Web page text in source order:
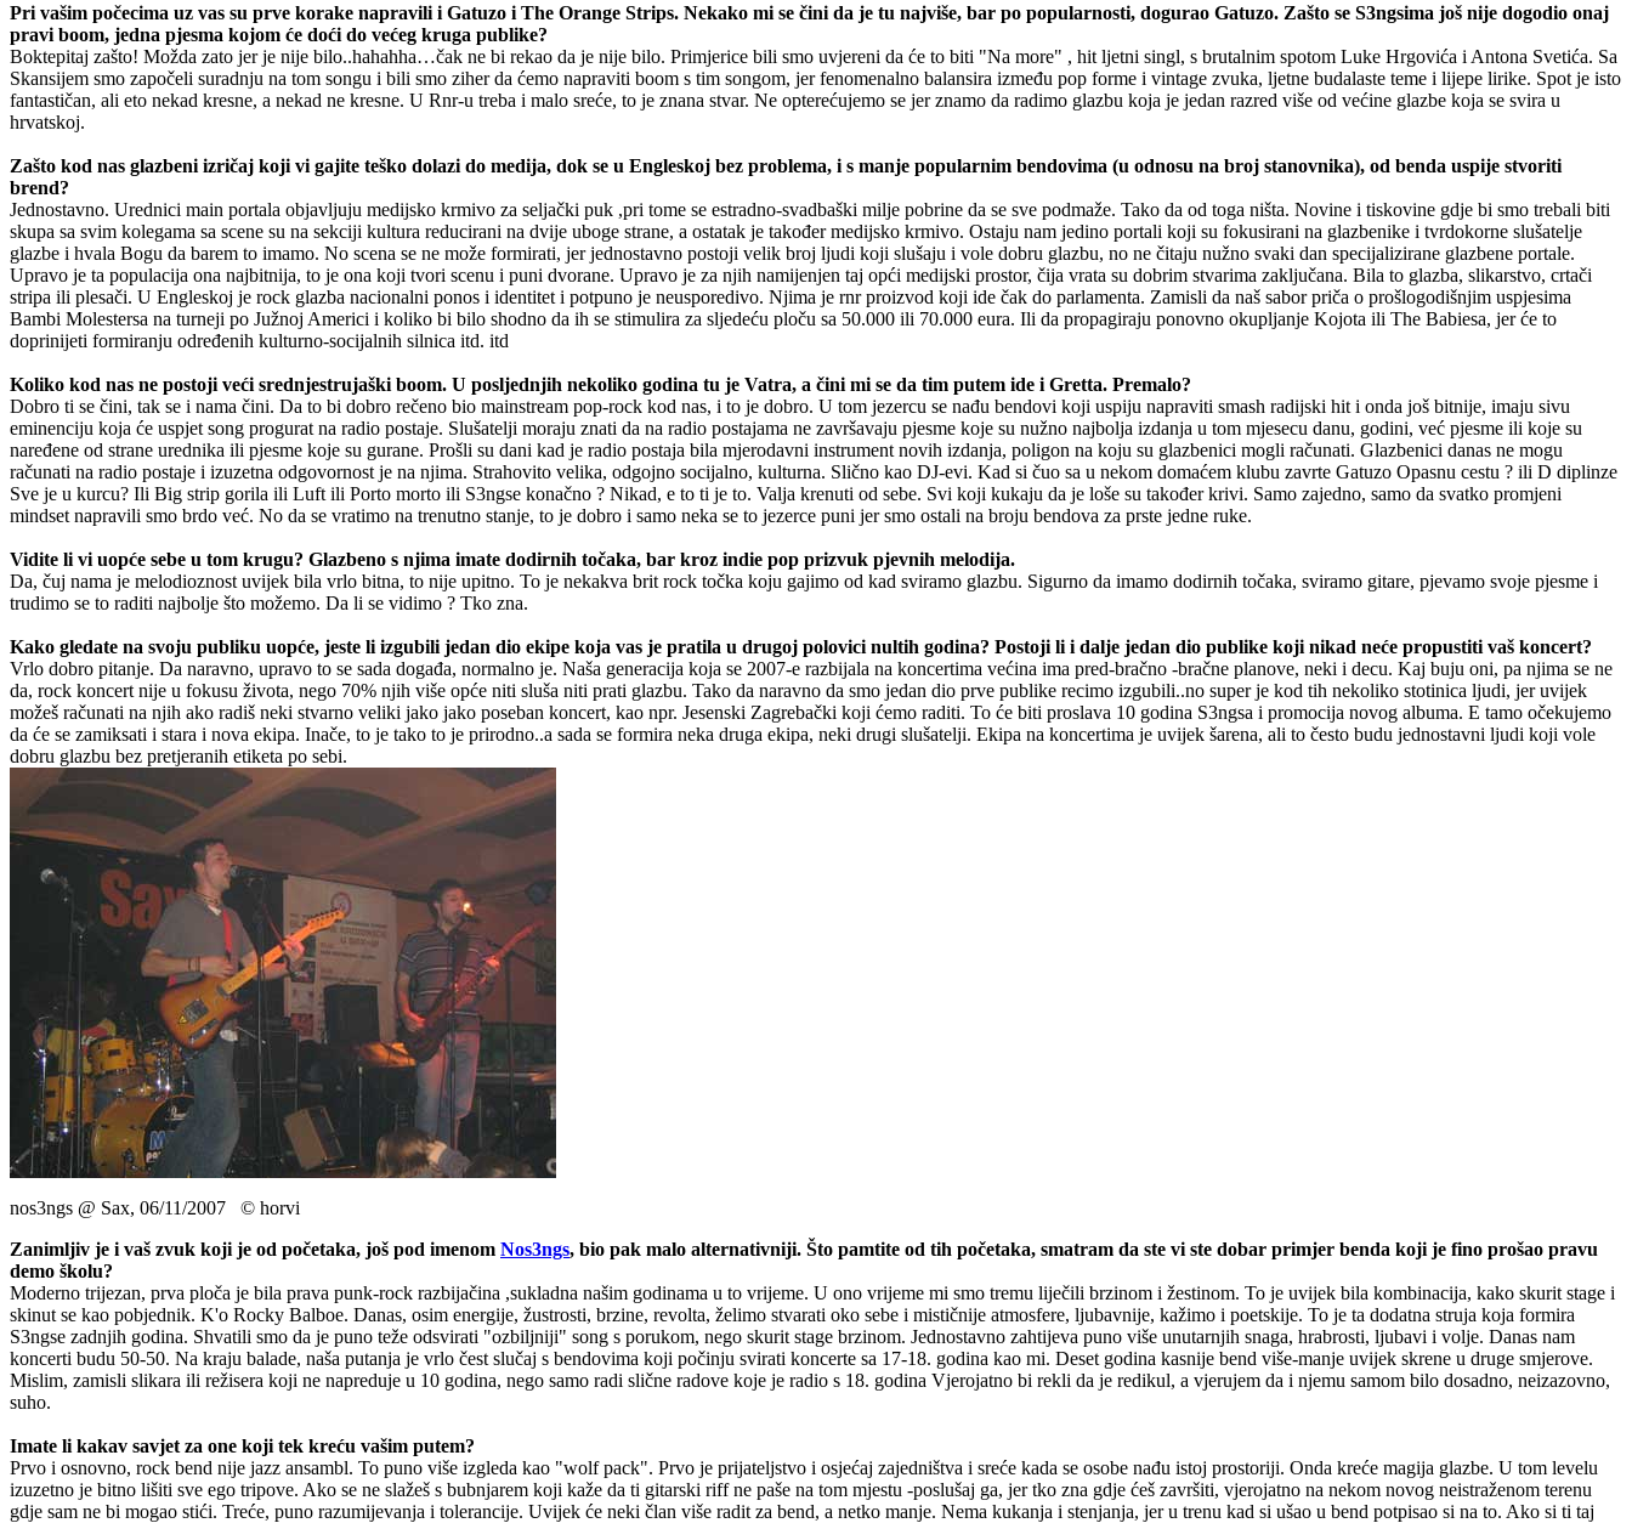
Pri vašim počecima uz vas su prve korake napravili i Gatuzo i The Orange Strips. Nekako mi se čini da je tu najviše, bar po popularnosti, dogurao Gatuzo. Zašto se S3ngsima još nije dogodio onaj
pravi boom, jedna pjesma kojom će doći do većeg kruga publike?
Boktepitaj zašto! Možda zato jer je nije bilo..hahahha…čak ne bi rekao da je nije bilo. Primjerice bili smo uvjereni da će to biti "Na more" , hit ljetni singl, s brutalnim spotom Luke Hrgovića i Antona Svetića. Sa
Skansijem smo započeli suradnju na tom songu i bili smo ziher da ćemo napraviti boom s tim songom, jer fenomenalno balansira između pop forme i vintage zvuka, ljetne budalaste teme i lijepe lirike. Spot je isto
fantastičan, ali eto nekad kresne, a nekad ne kresne. U Rnr-u treba i malo sreće, to je znana stvar. Ne opterećujemo se jer znamo da radimo glazbu koja je jedan razred više od većine glazbe koja se svira u
hrvatskoj.
Zašto kod nas glazbeni izričaj koji vi gajite teško dolazi do medija, dok se u Engleskoj bez problema, i s manje popularnim bendovima (u odnosu na broj stanovnika), od benda uspije stvoriti
brend?
Jednostavno. Urednici main portala objavljuju medijsko krmivo za seljački puk ,pri tome se estradno-svadbaški milje pobrine da se sve podmaže. Tako da od toga ništa. Novine i tiskovine gdje bi smo trebali biti
skupa sa svim kolegama sa scene su na sekciji kultura reducirani na dvije uboge strane, a ostatak je također medijsko krmivo. Ostaju nam jedino portali koji su fokusirani na glazbenike i tvrdokorne slušatelje
glazbe i hvala Bogu da barem to imamo. No scena se ne može formirati, jer jednostavno postoji velik broj ljudi koji slušaju i vole dobru glazbu, no ne čitaju nužno svaki dan specijalizirane glazbene portale.
Upravo je ta populacija ona najbitnija, to je ona koji tvori scenu i puni dvorane. Upravo je za njih namijenjen taj opći medijski prostor, čija vrata su dobrim stvarima zaključana. Bila to glazba, slikarstvo, crtači
stripa ili plesači. U Engleskoj je rock glazba nacionalni ponos i identitet i potpuno je neusporedivo. Njima je rnr proizvod koji ide čak do parlamenta. Zamisli da naš sabor priča o prošlogodišnjim uspjesima
Bambi Molestersa na turneji po Južnoj Americi i koliko bi bilo shodno da ih se stimulira za sljedeću ploču sa 50.000 ili 70.000 eura. Ili da propagiraju ponovno okupljanje Kojota ili The Babiesa, jer će to
doprinijeti formiranju određenih kulturno-socijalnih silnica itd. itd
Koliko kod nas ne postoji veći srednjestrujaški boom. U posljednjih nekoliko godina tu je Vatra, a čini mi se da tim putem ide i Gretta. Premalo?
Dobro ti se čini, tak se i nama čini. Da to bi dobro rečeno bio mainstream pop-rock kod nas, i to je dobro. U tom jezercu se nađu bendovi koji uspiju napraviti smash radijski hit i onda još bitnije, imaju sivu
eminenciju koja će uspjet song progurat na radio postaje. Slušatelji moraju znati da na radio postajama ne završavaju pjesme koje su nužno najbolja izdanja u tom mjesecu danu, godini, već pjesme ili koje su
naređene od strane urednika ili pjesme koje su gurane. Prošli su dani kad je radio postaja bila mjerodavni instrument novih izdanja, poligon na koju su glazbenici mogli računati. Glazbenici danas ne mogu
računati na radio postaje i izuzetna odgovornost je na njima. Strahovito velika, odgojno socijalno, kulturna. Slično kao DJ-evi. Kad si čuo sa u nekom domaćem klubu zavrte Gatuzo Opasnu cestu ? ili D diplinze
Sve je u kurcu? Ili Big strip gorila ili Luft ili Porto morto ili S3ngse konačno ? Nikad, e to ti je to. Valja krenuti od sebe. Svi koji kukaju da je loše su također krivi. Samo zajedno, samo da svatko promjeni
mindset napravili smo brdo već. No da se vratimo na trenutno stanje, to je dobro i samo neka se to jezerce puni jer smo ostali na broju bendova za prste jedne ruke.
Vidite li vi uopće sebe u tom krugu? Glazbeno s njima imate dodirnih točaka, bar kroz indie pop prizvuk pjevnih melodija.
Da, čuj nama je melodioznost uvijek bila vrlo bitna, to nije upitno. To je nekakva brit rock točka koju gajimo od kad sviramo glazbu. Sigurno da imamo dodirnih točaka, sviramo gitare, pjevamo svoje pjesme i
trudimo se to raditi najbolje što možemo. Da li se vidimo ? Tko zna.
Kako gledate na svoju publiku uopće, jeste li izgubili jedan dio ekipe koja vas je pratila u drugoj polovici nultih godina? Postoji li i dalje jedan dio publike koji nikad neće propustiti vaš koncert?
Vrlo dobro pitanje. Da naravno, upravo to se sada događa, normalno je. Naša generacija koja se 2007-e razbijala na koncertima većina ima pred-bračno -bračne planove, neki i decu. Kaj buju oni, pa njima se ne
da, rock koncert nije u fokusu života, nego 70% njih više opće niti sluša niti prati glazbu. Tako da naravno da smo jedan dio prve publike recimo izgubili..no super je kod tih nekoliko stotinica ljudi, jer uvijek
možeš računati na njih ako radiš neki stvarno veliki jako jako poseban koncert, kao npr. Jesenski Zagrebački koji ćemo raditi. To će biti proslava 10 godina S3ngsa i promocija novog albuma. E tamo očekujemo
da će se zamiksati i stara i nova ekipa. Inače, to je tako to je prirodno..a sada se formira neka druga ekipa, neki drugi slušatelji. Ekipa na koncertima je uvijek šarena, ali to često budu jednostavni ljudi koji vole
dobru glazbu bez pretjeranih etiketa po sebi.
nos3ngs @ Sax, 06/11/2007 © horvi
Zanimljiv je i vaš zvuk koji je od početaka, još pod imenom Nos3ngs, bio pak malo alternativniji. Što pamtite od tih početaka, smatram da ste vi ste dobar primjer benda koji je fino prošao pravu
demo školu?
Moderno trijezan, prva ploča je bila prava punk-rock razbijačina ,sukladna našim godinama u to vrijeme. U ono vrijeme mi smo tremu liječili brzinom i žestinom. To je uvijek bila kombinacija, kako skurit stage i
skinut se kao pobjednik. K'o Rocky Balboe. Danas, osim energije, žustrosti, brzine, revolta, želimo stvarati oko sebe i mističnije atmosfere, ljubavnije, kažimo i poetskije. To je ta dodatna struja koja formira
S3ngse zadnjih godina. Shvatili smo da je puno teže odsvirati "ozbiljniji" song s porukom, nego skurit stage brzinom. Jednostavno zahtijeva puno više unutarnjih snaga, hrabrosti, ljubavi i volje. Danas nam
koncerti budu 50-50. Na kraju balade, naša putanja je vrlo čest slučaj s bendovima koji počinju svirati koncerte sa 17-18. godina kao mi. Deset godina kasnije bend više-manje uvijek skrene u druge smjerove.
Mislim, zamisli slikara ili režisera koji ne napreduje u 10 godina, nego samo radi slične radove koje je radio s 18. godina Vjerojatno bi rekli da je redikul, a vjerujem da i njemu samom bilo dosadno, neizazovno,
suho.
Imate li kakav savjet za one koji tek kreću vašim putem?
Prvo i osnovno, rock bend nije jazz ansambl. To puno više izgleda kao "wolf pack". Prvo je prijateljstvo i osjećaj zajedništva i sreće kada se osobe nađu istoj prostoriji. Onda kreće magija glazbe. U tom levelu
izuzetno je bitno lišiti sve ego tripove. Ako se ne slažeš s bubnjarem koji kaže da ti gitarski riff ne paše na tom mjestu -poslušaj ga, jer tko zna gdje ćeš završiti, vjerojatno na nekom novog neistraženom terenu
gdje sam ne bi mogao stići. Treće, puno razumijevanja i tolerancije. Uvijek će neki član više radit za bend, a netko manje. Nema kukanja i stenjanja, jer u trenu kad si ušao u bend potpisao si na to. Ako si ti taj